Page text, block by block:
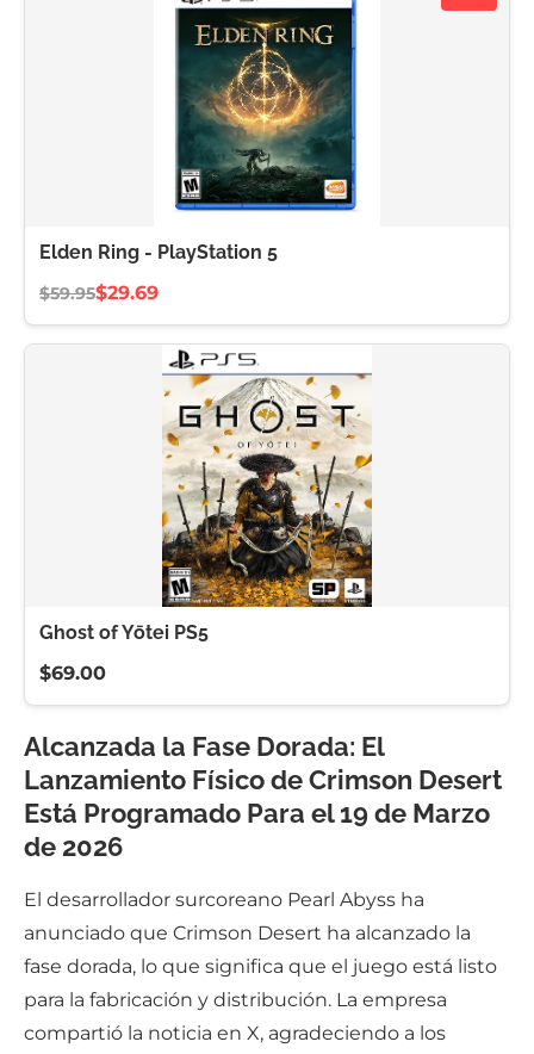
Elden Ring - PlayStation 5
$59.95$29.69
Ghost of Yōtei PS5
$69.00
Alcanzada la Fase Dorada: El
Lanzamiento Físico de Crimson Desert
Está Programado Para el 19 de Marzo
de 2026
El desarrollador surcoreano Pearl Abyss ha
anunciado que Crimson Desert ha alcanzado la
fase dorada, lo que significa que el juego está listo
para la fabricación y distribución. La empresa
compartió la noticia en X, agradeciendo a los